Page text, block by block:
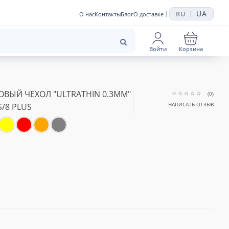
О насКонтактыБлогО доставке | RU | UA
Войти Корзина
ЧЕХОЛ "ULTRATHIN 0.3MM"
PLUS
(0)
НАПИСАТЬ ОТЗЫВ